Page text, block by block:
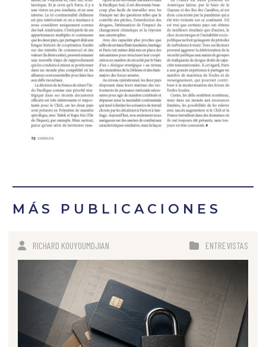
MÁS PUBLICACIONES
RICHARD KOUYOUMDJIAN ENTREVISTAS